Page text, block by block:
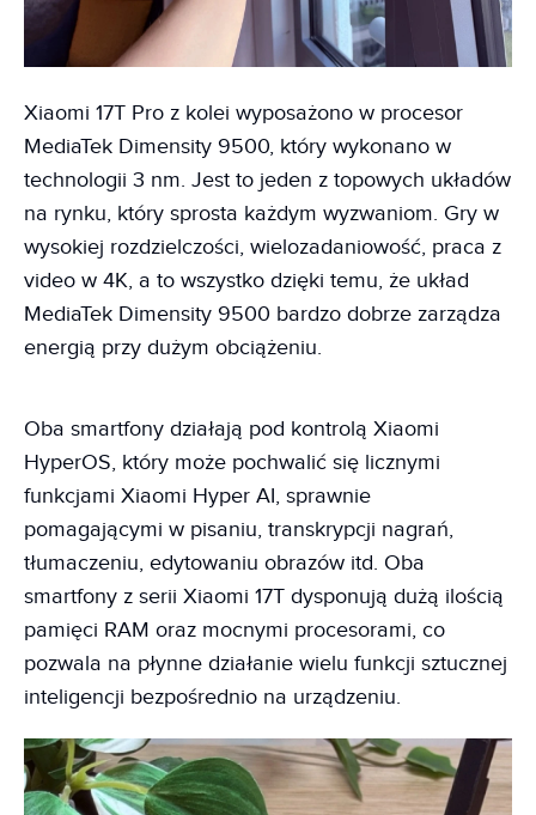
Xiaomi 17T Pro z kolei wyposażono w procesor
MediaTek Dimensity 9500, który wykonano w
technologii 3 nm. Jest to jeden z topowych układów
na rynku, który sprosta każdym wyzwaniom. Gry w
wysokiej rozdzielczości, wielozadaniowość, praca z
video w 4K, a to wszystko dzięki temu, że układ
MediaTek Dimensity 9500 bardzo dobrze zarządza
energią przy dużym obciążeniu.
Oba smartfony działają pod kontrolą Xiaomi
HyperOS, który może pochwalić się licznymi
funkcjami Xiaomi Hyper AI, sprawnie
pomagającymi w pisaniu, transkrypcji nagrań,
tłumaczeniu, edytowaniu obrazów itd. Oba
smartfony z serii Xiaomi 17T dysponują dużą ilością
pamięci RAM oraz mocnymi procesorami, co
pozwala na płynne działanie wielu funkcji sztucznej
inteligencji bezpośrednio na urządzeniu.